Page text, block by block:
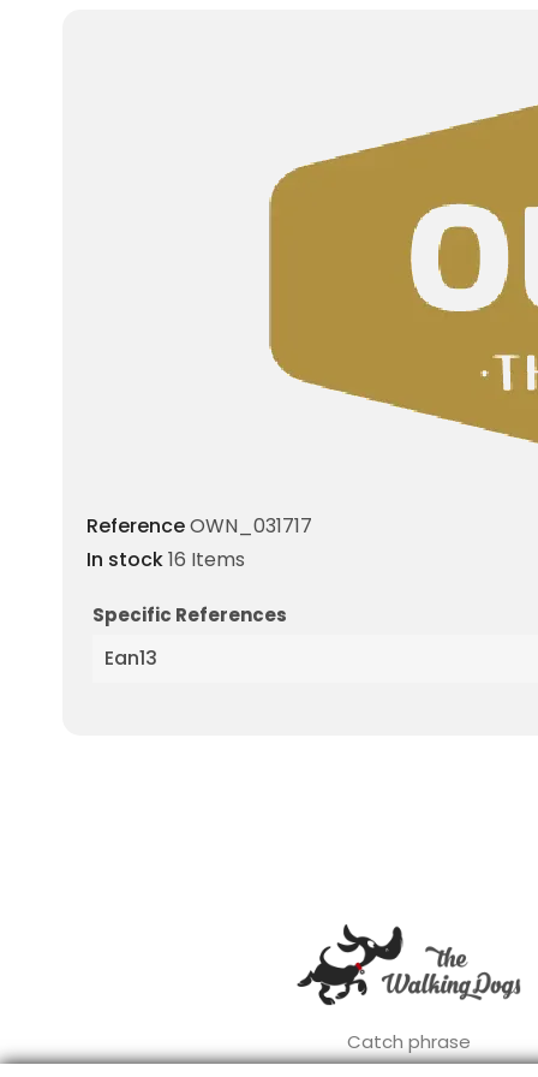
ReferenceOWN_031717
In stock16 Items
Specific References
Ean13
Catch phrase